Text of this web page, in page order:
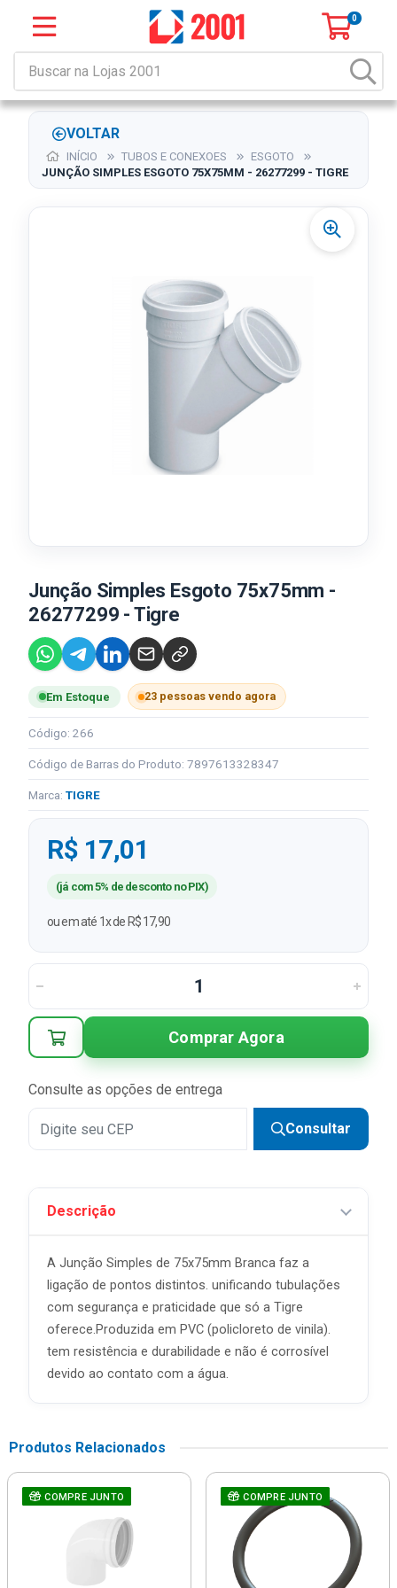
0
VOLTAR
INÍCIO TUBOS E CONEXOES
ESGOTO
JUNÇÃO SIMPLES ESGOTO 75X75MM - 26277299 - TIGRE
Junção Simples Esgoto 75x75mm -
26277299 - Tigre
Em Estoque 23 pessoas vendo agora
Código: 266
Código de Barras do Produto: 7897613328347
Marca: TIGRE
R$ 17,01
(já com 5% de desconto no PIX)
ou em até 1x de R$ 17,90
Comprar Agora
Consulte as opções de entrega
Consultar
Descrição
A Junção Simples de 75x75mm Branca faz a
ligação de pontos distintos. unificando tubulações
com segurança e praticidade que só a Tigre
oferece.Produzida em PVC (policloreto de vinila).
tem resistência e durabilidade e não é corrosível
devido ao contato com a água.
Produtos Relacionados
COMPRE JUNTO COMPRE JUNTO